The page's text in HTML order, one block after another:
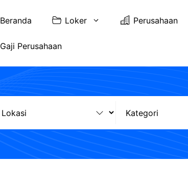
Beranda Loker Perusahaan
Gaji Perusahaan